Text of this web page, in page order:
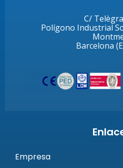
C/
Polígono Industrial
Barcelona
Empresa